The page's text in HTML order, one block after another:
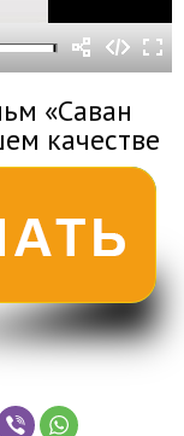
«Саван
качестве